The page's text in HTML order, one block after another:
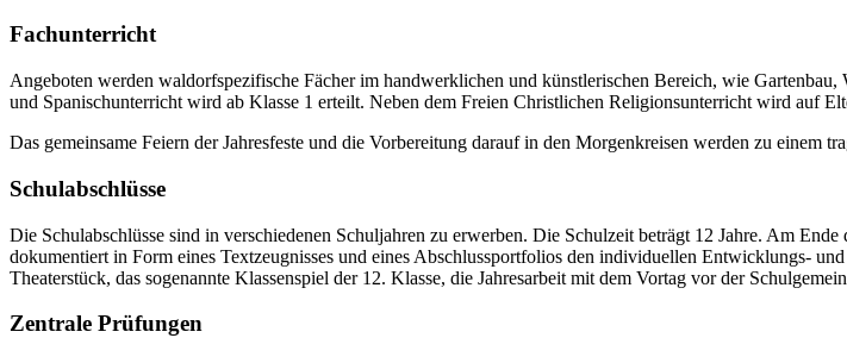
Fachunterricht
Angeboten werden waldorfspezifische Fächer im handwerklichen und künstlerischen Bereich, wie
und Spanischunterricht wird ab Klasse 1 erteilt. Neben dem Freien Christlichen Religionsunterricht wird auf
Das gemeinsame Feiern der Jahresfeste und die Vorbereitung darauf in den Morgenkreisen werden zu einem
Schulabschlüsse
Die Schulabschlüsse sind in verschiedenen Schuljahren zu erwerben. Die Schulzeit beträgt 12 Jahre. Am
dokumentiert in Form eines Textzeugnisses und eines Abschlussportfolios den individuellen Entwicklungs-
Theaterstück, das sogenannte Klassenspiel der 12. Klasse, die Jahresarbeit mit dem Vortag vor der
Zentrale Prüfungen